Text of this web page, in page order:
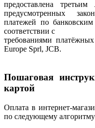
предоставлена
предусмотренных
платежей по
соответствии с
требованиями
Europe Sprl, JCB.
Пошаговая
картой
Оплата в интернет-
по следующему